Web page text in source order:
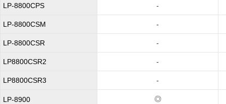
LP-8800CPS -
LP-8800CSM -
LP-8800CSR -
LP8800CSR2 -
LP8800CSR3 -
LP-8900 ◎